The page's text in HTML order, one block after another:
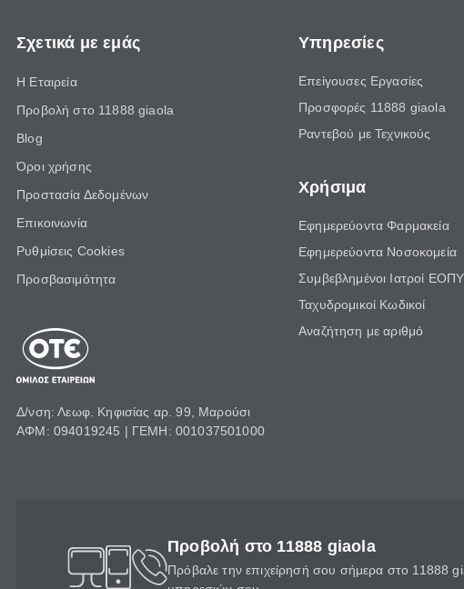
Σχετικά με εμάς
Η Εταιρεία
Προβολή στο 11888 giaola
Blog
Όροι χρήσης
Προστασία Δεδομένων
Επικοινωνία
Ρυθμίσεις Cookies
Προσβασιμότητα
Δ/νση: Λεωφ. Κηφισίας αρ. 99, Μαρούσι
ΑΦΜ: 094019245 | ΓΕΜΗ: 001037501000
Υπηρεσίες
Επείγουσες Εργασίες
Προσφορές 11888 giaola
Ραντεβού με Τεχνικούς
Χρήσιμα
Εφημερεύοντα Φαρμακεία
Εφημερεύοντα Νοσοκομεία
Συμβεβλημένοι Ιατροί
Ταχυδρομικοί Κωδικοί
Αναζήτηση με αριθμό
Προβολή στο 11888 giaola
Πρόβαλε την επιχείρησή σου σήμερα στο 11888